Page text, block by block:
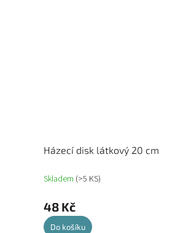
Házecí disk látkový 20 cm
Skladem (>5 KS)
48 Kč
Do košíku